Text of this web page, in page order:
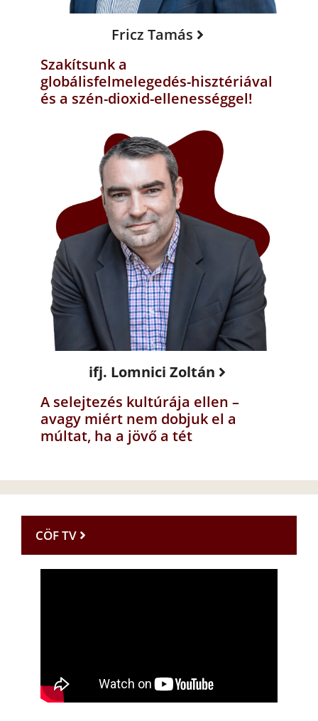
Fricz Tamás
Szakítsunk a
globálisfelmelegedés-hisztériával
és a szén-dioxid-ellenességgel!
ifj. Lomnici Zoltán
A selejtezés kultúrája ellen –
avagy miért nem dobjuk el a
múltat, ha a jövő a tét
CÖF TV